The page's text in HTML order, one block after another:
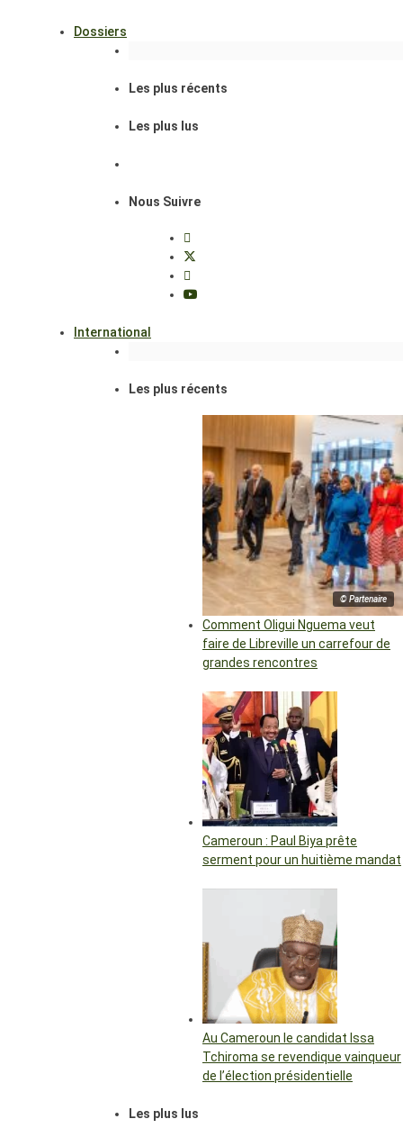
Dossiers
Les plus récents
Les plus lus
Nous Suivre
International
Les plus récents
© Partenaire
Comment Oligui Nguema veut
faire de Libreville un carrefour de
grandes rencontres
Cameroun : Paul Biya prête
serment pour un huitième mandat
Au Cameroun le candidat Issa
Tchiroma se revendique vainqueur
de l’élection présidentielle
Les plus lus